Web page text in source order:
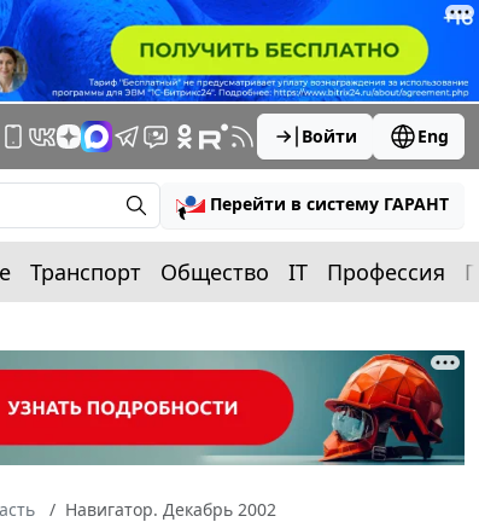
Войти Eng
Перейти в систему ГАРАНТ
Транспорт Общество IT Профессия
Навигатор. Декабрь 2002